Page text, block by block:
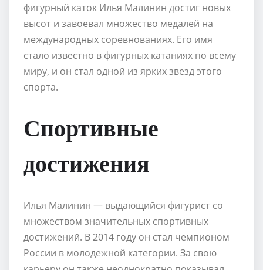
фигурный каток Илья Малинин достиг новых
высот и завоевал множество медалей на
международных соревнованиях. Его имя
стало известно в фигурных катаниях по всему
миру, и он стал одной из ярких звезд этого
спорта.
Спортивные
достижения
Илья Малинин — выдающийся фигурист со
множеством значительных спортивных
достижений. В 2014 году он стал чемпионом
России в молодежной категории. За свою